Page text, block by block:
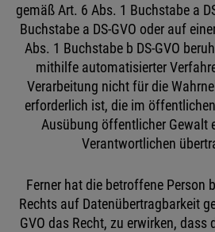
gemäß Art. 6 Abs. 1 Buchstabe a
Buchstabe a DS-GVO oder auf
Abs. 1 Buchstabe b DS-GVO
mithilfe automatisierter
Verarbeitung nicht für die
erforderlich ist, die im
Ausübung öffentlicher Gewalt
Verantwortlichen
Ferner hat die betroffene Person
Rechts auf Datenübertragbarkeit
GVO das Recht, zu erwirken, dass